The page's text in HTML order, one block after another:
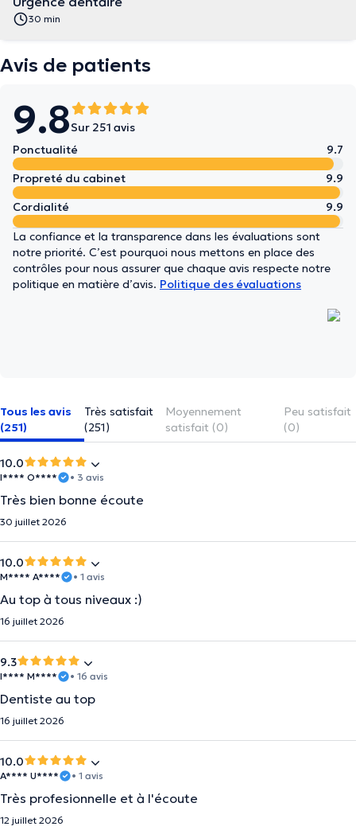
30 min
Avis de patients
9.8Sur 251 avis
Ponctualité
9.7
Propreté du cabinet
9.9
Cordialité
9.9
La confiance et la transparence dans les évaluations sont
notre priorité. C’est pourquoi nous mettons en place des
contrôles pour nous assurer que chaque avis respecte notre
politique en matière d’avis. Politique des évaluations
Tous les avis
(251)
Très satisfait
(251)
Moyennement
satisfait (0)
Peu satisfait
(0)
10.0
I**** O**** • 3 avis
Très bien bonne écoute
30 juillet 2026
10.0
M**** A**** • 1 avis
Au top à tous niveaux :)
16 juillet 2026
9.3
I**** M**** • 16 avis
Dentiste au top
16 juillet 2026
10.0
A**** U**** • 1 avis
Très profesionnelle et à l'écoute
12 juillet 2026